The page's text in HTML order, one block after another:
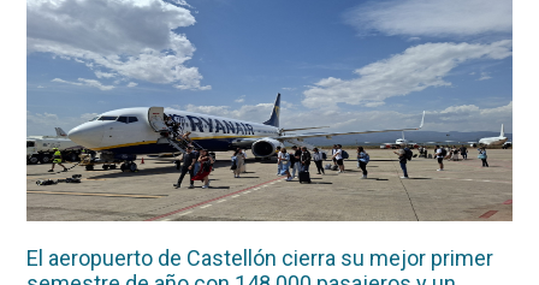
El aeropuerto de Castellón cierra su mejor primer